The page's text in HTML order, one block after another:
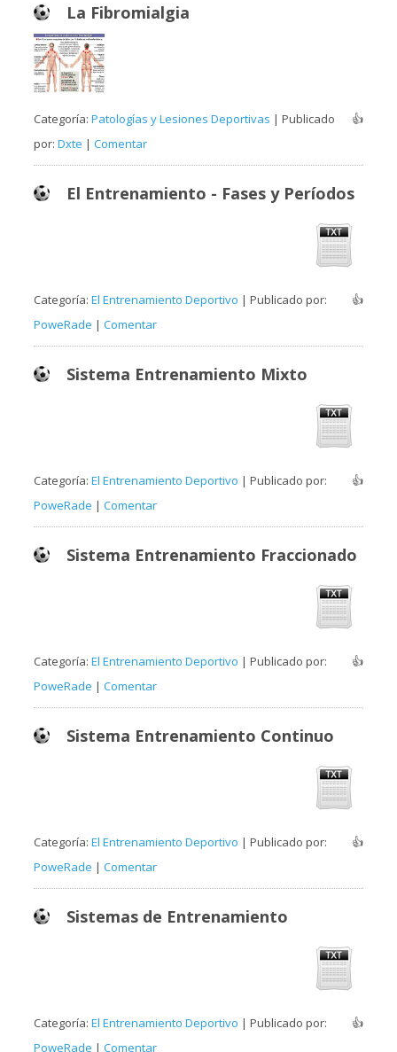
La Fibromialgia
👍
Categoría: Patologías y Lesiones Deportivas | Publicado
por: Dxte | Comentar
El Entrenamiento - Fases y Períodos
👍
Categoría: El Entrenamiento Deportivo | Publicado por:
PoweRade | Comentar
Sistema Entrenamiento Mixto
👍
Categoría: El Entrenamiento Deportivo | Publicado por:
PoweRade | Comentar
Sistema Entrenamiento Fraccionado
👍
Categoría: El Entrenamiento Deportivo | Publicado por:
PoweRade | Comentar
Sistema Entrenamiento Continuo
👍
Categoría: El Entrenamiento Deportivo | Publicado por:
PoweRade | Comentar
Sistemas de Entrenamiento
👍
Categoría: El Entrenamiento Deportivo | Publicado por:
PoweRade | Comentar